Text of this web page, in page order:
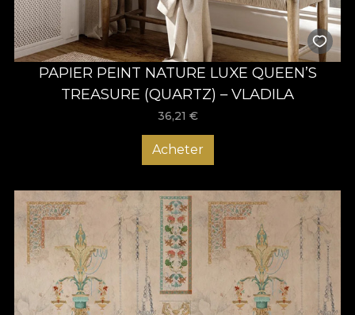
PAPIER PEINT NATURE LUXE QUEEN’S
TREASURE (QUARTZ) – VLADILA
36,21 €
Acheter